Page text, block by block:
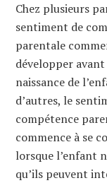
Chez plusieurs
sentiment de
parentale
développer
naissance de
d’autres, le
compétence
commence à se
lorsque l’enfant
qu’ils peuvent